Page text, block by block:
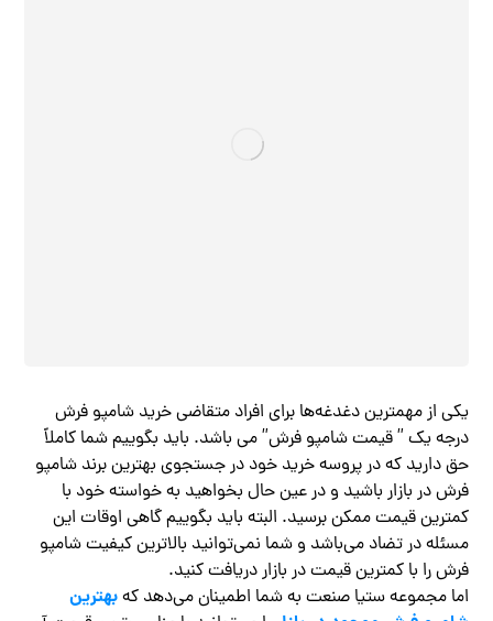
یکی از مهمترین دغدغه‌ها برای افراد متقاضی خرید شامپو فرش
درجه یک ” قیمت شامپو فرش” می باشد. باید بگوییم شما کاملاً
حق دارید که در پروسه خرید خود در جستجوی بهترین برند شامپو
فرش در بازار باشید و در عین حال بخواهید به خواسته خود با
کمترین قیمت ممکن برسید. البته باید بگوییم گاهی اوقات این
مسئله در تضاد می‌باشد و شما نمی‌توانید بالاترین کیفیت شامپو
فرش را با کمترین قیمت در بازار دریافت کنید.
اما مجموعه ستیا صنعت به شما اطمینان می‌دهد کهبهترین